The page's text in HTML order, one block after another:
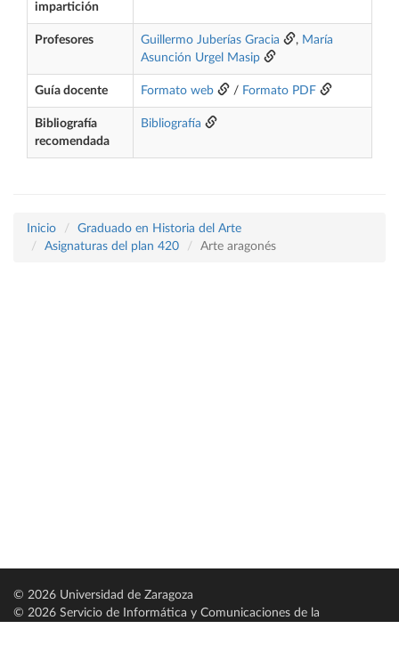
impartición
Profesores Guillermo Juberías Gracia , María
Asunción Urgel Masip
Guía docente Formato web / Formato PDF
Bibliografía
recomendada
Bibliografía
Inicio
Graduado en Historia del Arte
Asignaturas del plan 420
Arte aragonés
© 2026 Universidad de Zaragoza
© 2026 Servicio de Informática y Comunicaciones de la